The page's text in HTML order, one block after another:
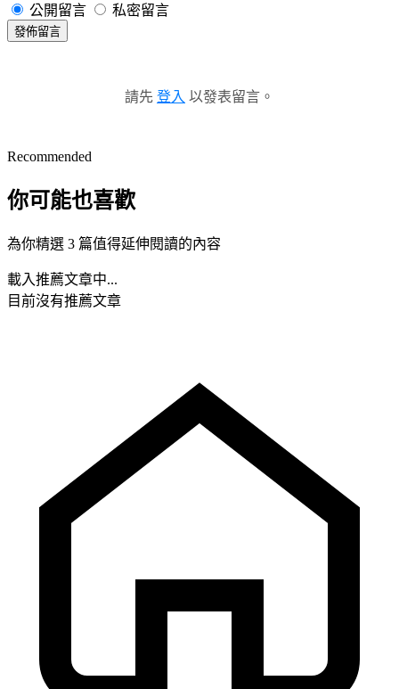
公開留言 私密留言
發佈留言
請先 登入 以發表留言。
Recommended
你可能也喜歡
為你精選 3 篇值得延伸閱讀的內容
載入推薦文章中...
目前沒有推薦文章